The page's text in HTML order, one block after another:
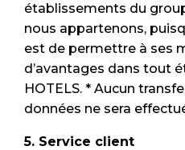
établissements du
nous appartenons,
est de permettre à ses
d’avantages dans tout
HOTELS. * Aucun
données ne sera
5. Service client